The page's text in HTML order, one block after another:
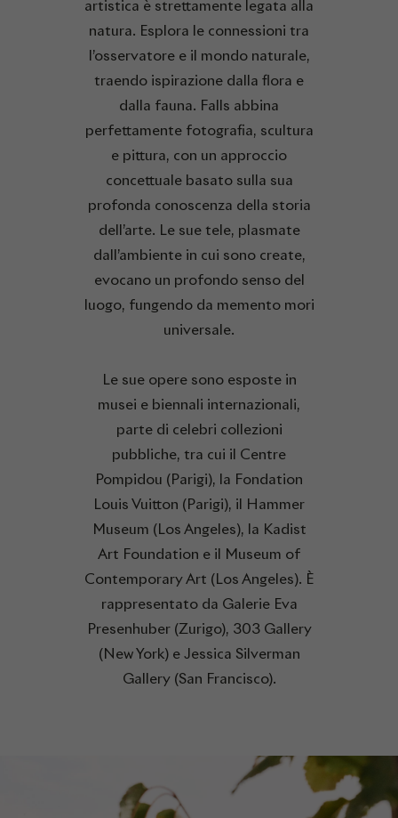
artistica è strettamente legata alla
natura. Esplora le connessioni tra
l’osservatore e il mondo naturale,
traendo ispirazione dalla flora e
dalla fauna. Falls abbina
perfettamente fotografia, scultura
e pittura, con un approccio
concettuale basato sulla sua
profonda conoscenza della storia
dell’arte. Le sue tele, plasmate
dall’ambiente in cui sono create,
evocano un profondo senso del
luogo, fungendo da memento mori
universale.
Le sue opere sono esposte in
musei e biennali internazionali,
parte di celebri collezioni
pubbliche, tra cui il Centre
Pompidou (Parigi), la Fondation
Louis Vuitton (Parigi), il Hammer
Museum (Los Angeles), la Kadist
Art Foundation e il Museum of
Contemporary Art (Los Angeles). È
rappresentato da Galerie Eva
Presenhuber (Zurigo), 303 Gallery
(New York) e Jessica Silverman
Gallery (San Francisco).